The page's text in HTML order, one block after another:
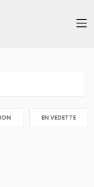
EN VEDETTE